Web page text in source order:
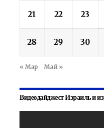
21 22 23
28 29 30
« Мар Май »
Видеодайджест Израиль и